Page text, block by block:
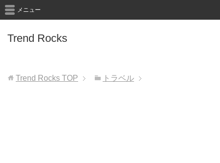
Trend Rocks
メニュー
Trend Rocks TOP トラベル